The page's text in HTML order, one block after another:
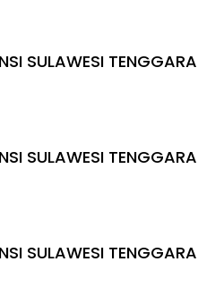
SULAWESI TENGGARA
SULAWESI TENGGARA
SULAWESI TENGGARA